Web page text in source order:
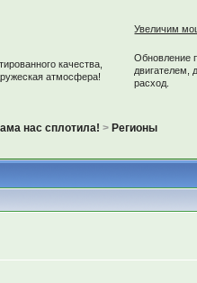
качества,
атмосфера!
Увеличим
Обновление
двигателем,
расход.
нас сплотила! > Регионы